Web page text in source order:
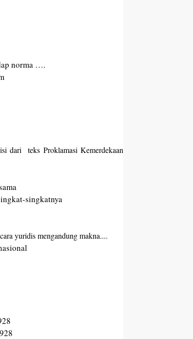
norma ….
dari teks Proklamasi Kemerdekaan
singkatnya
yuridis mengandung makna....
28
28